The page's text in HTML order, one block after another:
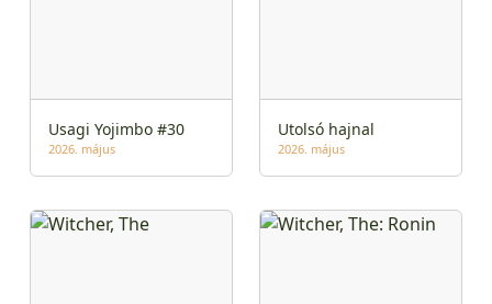
Usagi Yojimbo #30
2026. május
Utolsó hajnal
2026. május